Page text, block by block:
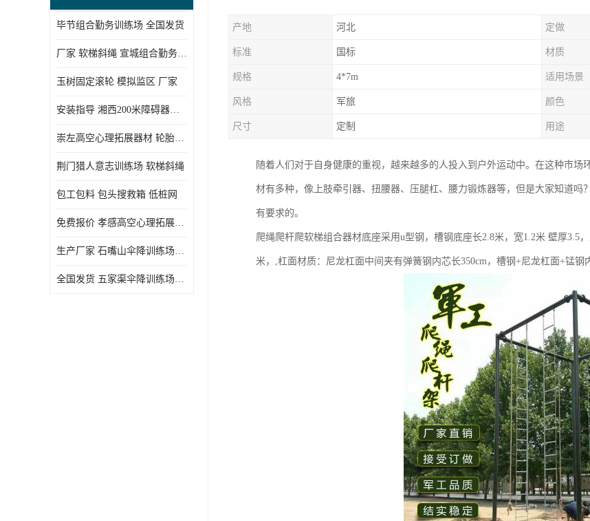
毕节组合勤务训练场 全国发货
厂家 软梯斜绳 宣城组合勤务训练场
玉树固定滚轮 模拟监区 厂家
安装指导 湘西200米障碍器材 模拟机降平台
崇左高空心理拓展器材 轮胎墙 技术参数
荆门猎人意志训练场 软梯斜绳
包工包料 包头搜救箱 低桩网
免费报价 孝感高空心理拓展器材 低桩网
生产厂家 石嘴山伞降训练场器材 空中单杠
全国发货 五家渠伞降训练场器材 低桩网
产地 河北 定做
标准 国标 材质
规格 4*7m 适用场景
风格 军旅 颜色
尺寸 定制 用途
随着人们对于自身健康的重视，越来越多的人投入到户外运动中。在这种市
材有多种，像上肢牵引器、扭腰器、压腿杠、腰力锻炼器等，但是大家知道
有要求的。
爬绳爬杆爬软梯组合器材底座采用u型钢，槽钢底座长2.8米，宽1.2米 壁厚3.5
米，,杠面材质：尼龙杠面中间夹有弹簧钢内芯长350cm，槽钢+尼龙杠面+锰钢